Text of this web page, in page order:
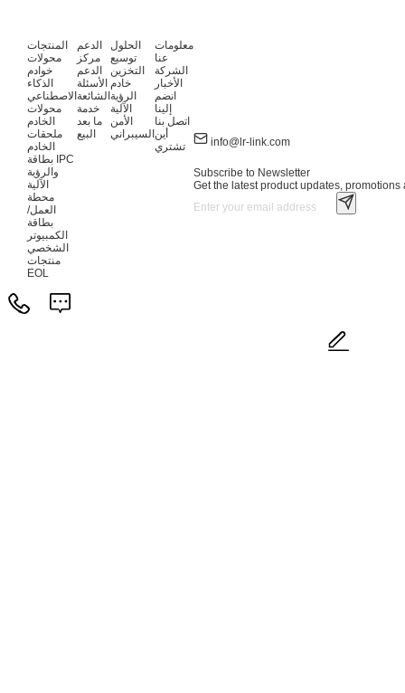
المنتجات
محولات
خوادم
الذكاء
الاصطناعي
محولات
الخادم
ملحقات
الخادم
بطاقة IPC
والرؤية
الآلية
محطة
العمل/
بطاقة
الكمبيوتر
الشخصي
منتجات
EOL
الدعم
مركز
الدعم
الأسئلة
الشائعة
خدمة
ما بعد
البيع
الحلول
توسيع
التخزين
خادم
الرؤية
الآلية
الأمن
السيبراني
معلومات
عنا
الشركة
الأخبار
انضم
إلينا
اتصل بنا
أين
تشتري
info@lr-link.com
Subscribe to Newsletter
Get the latest product updates, promotions